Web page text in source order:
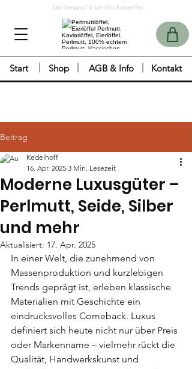
Shop AGB & Info Kontakt
Start
Der Versand ist bei Uns Kostenfrei.
Beitrag
Moderne Luxusgüter –
Perlmutt, Seide, Silber
und mehr
Kedelhoff
16. Apr. 2025 3 Min. Lesezeit
Aktualisiert: 17. Apr. 2025
In einer Welt, die zunehmend von
Massenproduktion und kurzlebigen
Trends geprägt ist, erleben klassische
Materialien mit Geschichte ein
eindrucksvolles Comeback. Luxus
definiert sich heute nicht nur über Preis
oder Markenname – vielmehr rückt die
Qualität, Handwerkskunst und